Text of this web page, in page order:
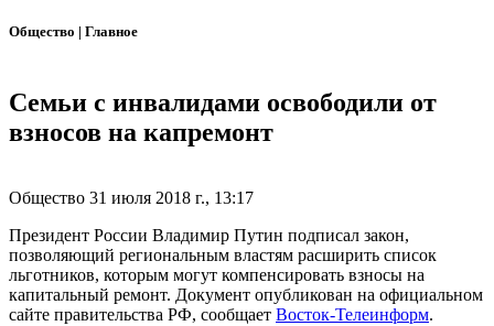
Общество | Главное
Семьи с инвалидами освободили от
взносов на капремонт
Общество 31 июля 2018 г., 13:17
Президент России Владимир Путин подписал закон,
позволяющий региональным властям расширить список
льготников, которым могут компенсировать взносы на
капитальный ремонт. Документ опубликован на официальном
сайте правительства РФ, сообщает Восток-Телеинформ.